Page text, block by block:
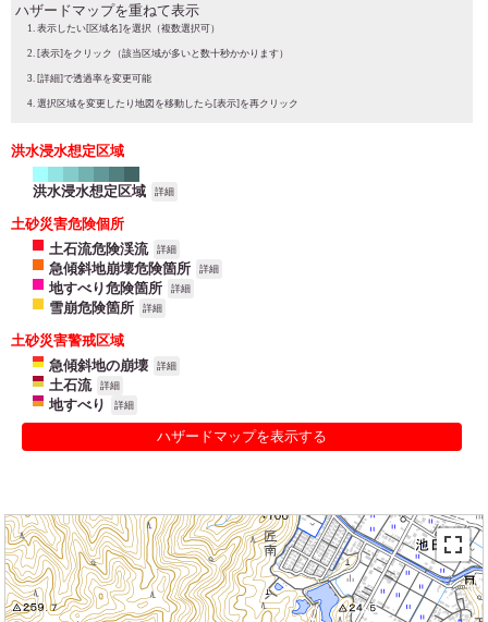
ハザードマップを重ねて表示
表示したい[区域名]を選択（複数選択可）
[表示]をクリック（該当区域が多いと数十秒かかります）
[詳細]で透過率を変更可能
選択区域を変更したり地図を移動したら[表示]を再クリック
洪水浸水想定区域
洪水浸水想定区域 詳細
土砂災害危険個所
土石流危険渓流
詳細
急傾斜地崩壊危険箇所 詳細
地すべり危険箇所 詳細
雪崩危険箇所 詳細
土砂災害警戒区域
急傾斜地の崩壊
詳細
土石流 詳細
地すべり 詳細
ハザードマップを表示する